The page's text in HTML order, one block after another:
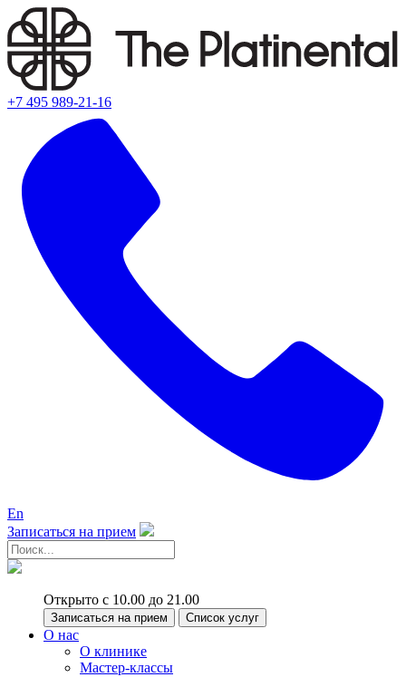
+7 495 989-21-16
En
Записаться на прием
Открыто с 10.00 до 21.00
Записаться на прием Список услуг
О нас
О клинике
Мастер-классы